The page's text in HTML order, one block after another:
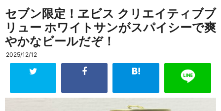
セブン限定！ヱビス クリエイティブブ
リュー ホワイトサンがスパイシーで爽
やかなビールだぞ！
2025/12/12